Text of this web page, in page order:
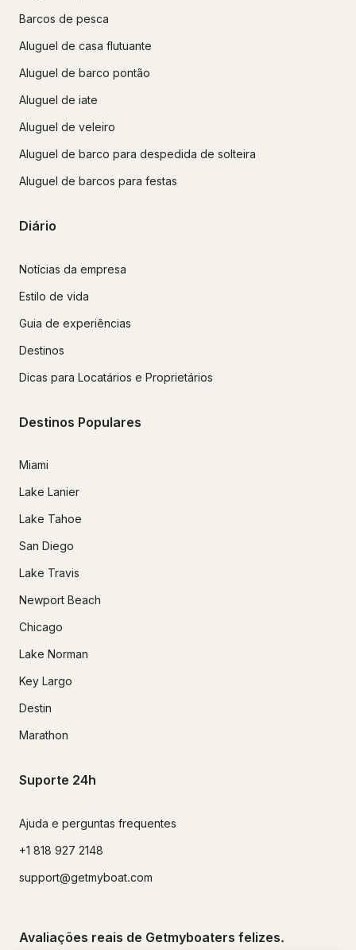
Barcos de pesca
Aluguel de casa flutuante
Aluguel de barco pontão
Aluguel de iate
Aluguel de veleiro
Aluguel de barco para despedida de solteira
Aluguel de barcos para festas
Diário
Notícias da empresa
Estilo de vida
Guia de experiências
Destinos
Dicas para Locatários e Proprietários
Destinos Populares
Miami
Lake Lanier
Lake Tahoe
San Diego
Lake Travis
Newport Beach
Chicago
Lake Norman
Key Largo
Destin
Marathon
Suporte 24h
Ajuda e perguntas frequentes
+1 818 927 2148
support@getmyboat.com
Avaliações reais de Getmyboaters felizes.